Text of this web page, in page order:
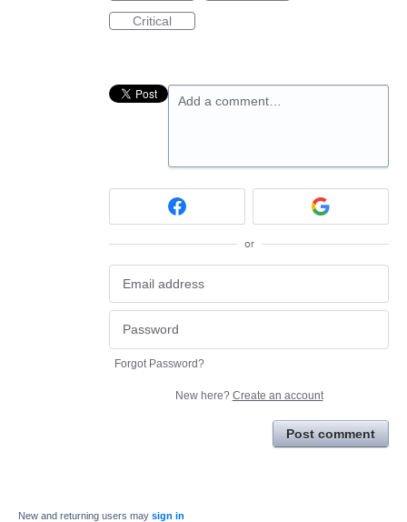
Critical
Add a comment…
or
Forgot Password?
New here? Create an account
Post comment
New and returning users may sign in